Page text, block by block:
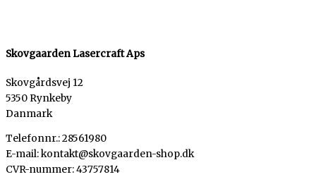
Skovgaarden Lasercraft Aps
Skovgårdsvej 12
5350 Rynkeby
Danmark
Telefonnr.: 28561980
E-mail: kontakt@skovgaarden-shop.dk
CVR-nummer:43757814